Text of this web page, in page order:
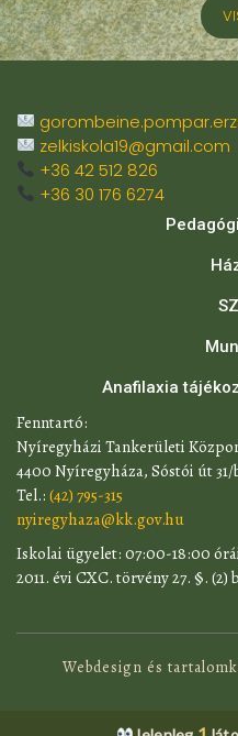
zelkiskola19@gmail.com
+36 42 512 826
+36 30 176 6274
Anafilaxia
​Fenntartó:
Nyíregyházi Tankerületi
4400 Nyíregyháza, Sóstói út 31/
Tel.: (42) 795-315
nyiregyhaza@kk.gov.hu
​Iskolai ügyelet: 07:00-18:00
2011. évi CXC. törvény 27. §. (2)
Webdesign és